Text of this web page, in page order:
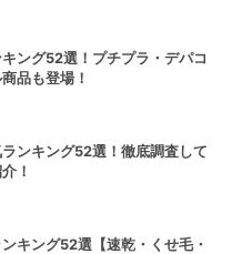
ング52選！プチプラ・デパコ
品も登場！
ンキング52選！徹底調査して
！
キング52選【速乾・くせ毛・